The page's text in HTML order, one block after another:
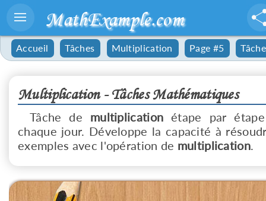
MathExample.com
Accueil Tâches Multiplication Page #5
Multiplication - Tâches Mathématiques
Tâche de multiplication étape par
chaque jour. Développe la capacité à
exemples avec l'opération de multiplication.